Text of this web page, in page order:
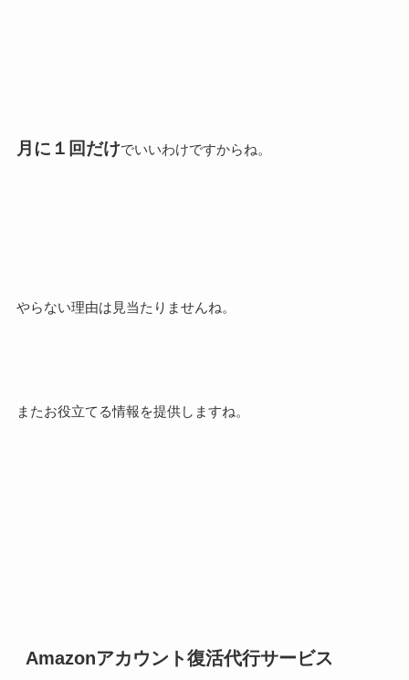
月に１回だけでいいわけですからね。
やらない理由は見当たりませんね。
またお役立てる情報を提供しますね。
Amazonアカウント復活代行サービス